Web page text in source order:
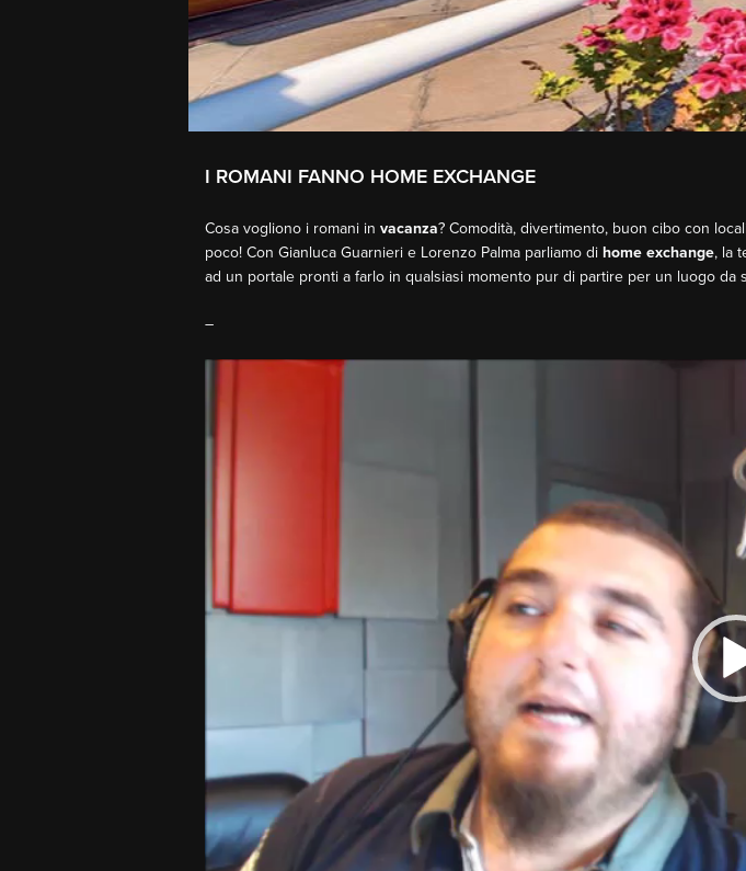
I ROMANI FANNO HOME EXCHANGE
Cosa vogliono i romani in vacanza? Comodità, divertimento, buon cibo con
poco! Con Gianluca Guarnieri e Lorenzo Palma parliamo di home exchange, la
ad un portale pronti a farlo in qualsiasi momento pur di partire per un luogo da
–